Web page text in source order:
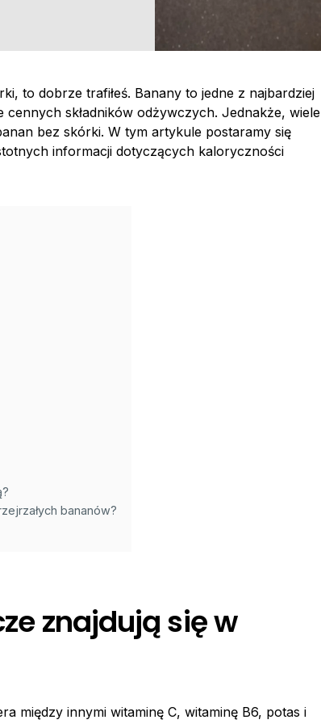
to dobrze trafiłeś. Banany to jedne z najbardziej
składników odżywczych. Jednakże, wiele
bez skórki. W tym artykule postaramy się
informacji dotyczących kaloryczności
bananów?
znajdują się w
między innymi witaminę C, witaminę B6, potas i